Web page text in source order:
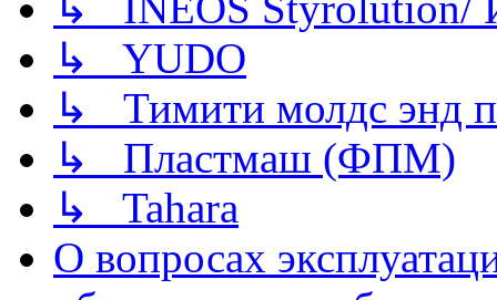
↳ YUDO
↳ Тимити молдс энд
↳ Пластмаш (ФПМ)
↳ Tahara
О вопросах